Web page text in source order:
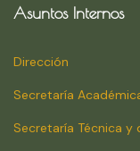
Asuntos Internos
Dirección
Secretaría
Secretaría Técnica y